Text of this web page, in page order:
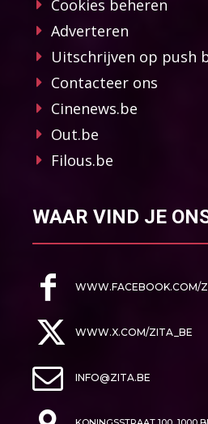
Cookies beheren
Adverteren
Uitschrijven op push
Contacteer ons
Cinenews.be
Out.be
Filous.be
WAAR VIND JE
WWW.FACEBOOK.COM/
WWW.X.COM/ZITA_BE
INFO@ZITA.BE